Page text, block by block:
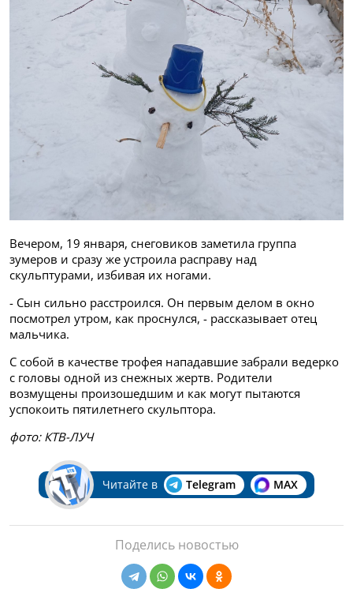
Вечером, 19 января, снеговиков заметила группа
зумеров и сразу же устроила расправу над
скульптурами, избивая их ногами.
- Сын сильно расстроился. Он первым делом в окно
посмотрел утром, как проснулся, - рассказывает отец
мальчика.
С собой в качестве трофея нападавшие забрали ведерко
с головы одной из снежных жертв. Родители
возмущены произошедшим и как могут пытаются
успокоить пятилетнего скульптора.
фото: КТВ-ЛУЧ
Читайте в Telegram MAX
Поделись новостью